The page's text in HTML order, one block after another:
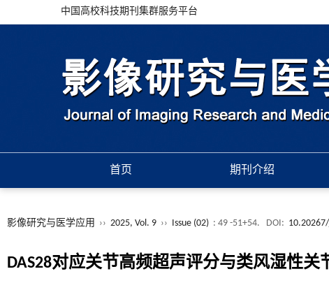
中国高校科技期刊集群服务平台
首页 期刊介绍
影像研究与医学应用 ›› 2025, Vol. 9 ›› Issue (02) : 49 -51+54. DOI:
DAS28对应关节高频超声评分与类风湿性